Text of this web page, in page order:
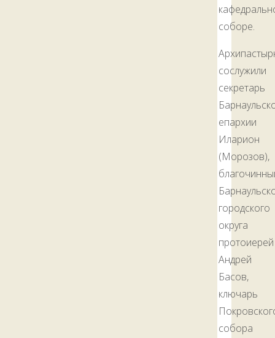
соборе.
сослужили
секретарь
епархии
Иларион
(Морозов),
городского
округа
протоиерей
Андрей
Басов,
ключарь
собора